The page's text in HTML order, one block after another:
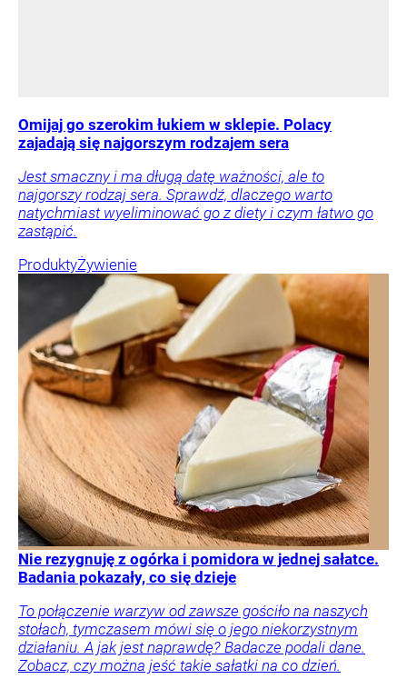
Omijaj go szerokim łukiem w sklepie. Polacy
zajadają się najgorszym rodzajem sera
Jest smaczny i ma długą datę ważności, ale to
najgorszy rodzaj sera. Sprawdź, dlaczego warto
natychmiast wyeliminować go z diety i czym łatwo go
zastąpić.
ProduktyŻywienie
Nie rezygnuję z ogórka i pomidora w jednej sałatce.
Badania pokazały, co się dzieje
To połączenie warzyw od zawsze gościło na naszych
stołach, tymczasem mówi się o jego niekorzystnym
działaniu. A jak jest naprawdę? Badacze podali dane.
Zobacz, czy można jeść takie sałatki na co dzień.